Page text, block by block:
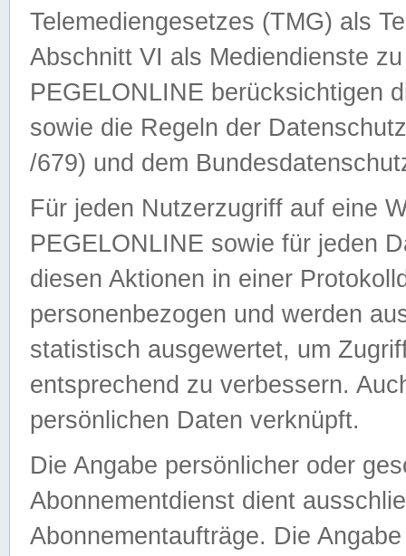
Telemediengesetzes (TMG) als
Abschnitt VI als Mediendienste
PEGELONLINE berücksichtigen
sowie die Regeln der
/679) und dem
Für jeden Nutzerzugriff auf eine
PEGELONLINE sowie für jeden
diesen Aktionen in einer
personenbezogen und werden
statistisch ausgewertet, um
entsprechend zu verbessern.
persönlichen Daten verknüpft.
Die Angabe persönlicher oder
Abonnementdienst dient
Abonnementaufträge. Die